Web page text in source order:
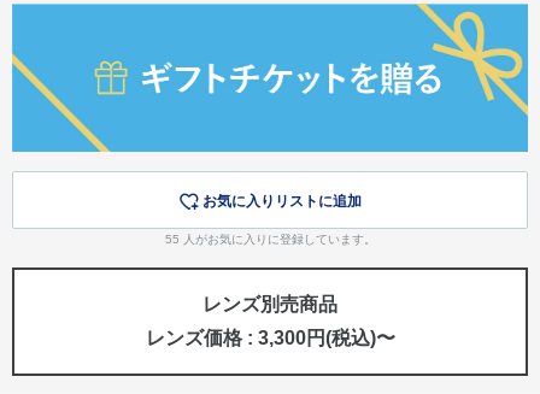
お気に入りリストに追加
55 人がお気に入りに登録しています。
レンズ別売商品
レンズ価格 : 3,300円(税込)〜